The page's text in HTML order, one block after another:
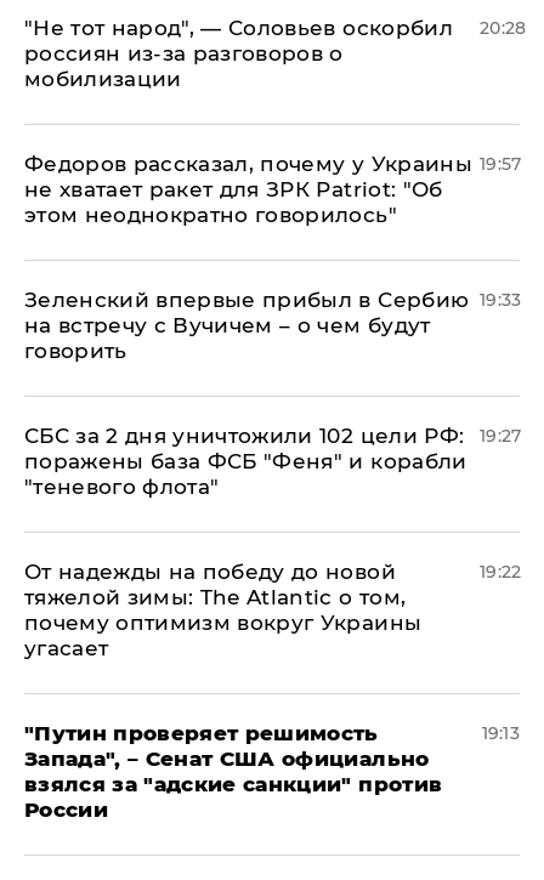
​"Не тот народ", — Соловьев оскорбил
россиян из-за разговоров о
мобилизации
20:28
Федоров рассказал, почему у Украины
не хватает ракет для ЗРК Patriot: "Об
этом неоднократно говорилось"
19:57
Зеленский впервые прибыл в Сербию
на встречу с Вучичем – о чем будут
говорить
19:33
СБС за 2 дня уничтожили 102 цели РФ:
поражены база ФСБ "Феня" и корабли
"теневого флота"
19:27
От надежды на победу до новой
тяжелой зимы: The Atlantic о том,
почему оптимизм вокруг Украины
угасает
19:22
"Путин проверяет решимость
Запада", – Сенат США официально
взялся за "адские санкции" против
России
19:13